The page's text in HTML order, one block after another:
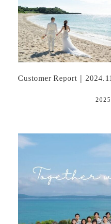
Customer Report｜